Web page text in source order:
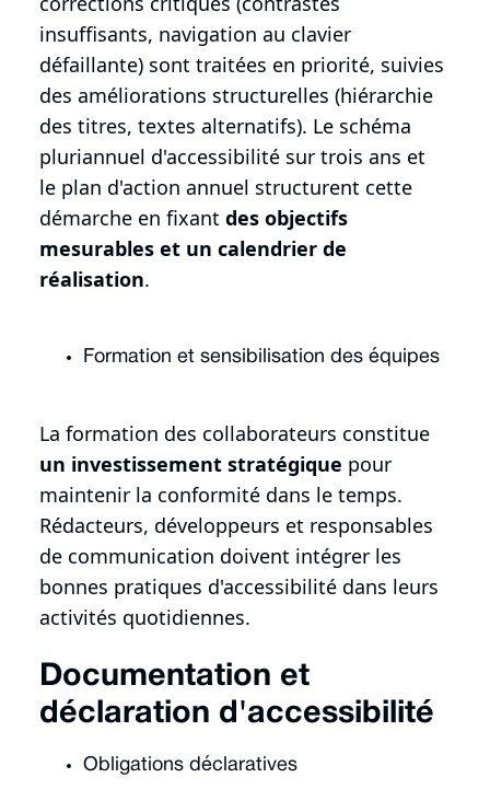
insuffisants, navigation au clavier
défaillante) sont traitées en priorité, suivies
des améliorations structurelles (hiérarchie
des titres, textes alternatifs). Le schéma
pluriannuel d'accessibilité sur trois ans et
le plan d'action annuel structurent cette
démarche en fixant des objectifs
mesurables et un calendrier de
réalisation.
Formation et sensibilisation des équipes
La formation des collaborateurs constitue
un investissement stratégique pour
maintenir la conformité dans le temps.
Rédacteurs, développeurs et responsables
de communication doivent intégrer les
bonnes pratiques d'accessibilité dans leurs
activités quotidiennes.
Documentation et
déclaration d'accessibilité
Obligations déclaratives